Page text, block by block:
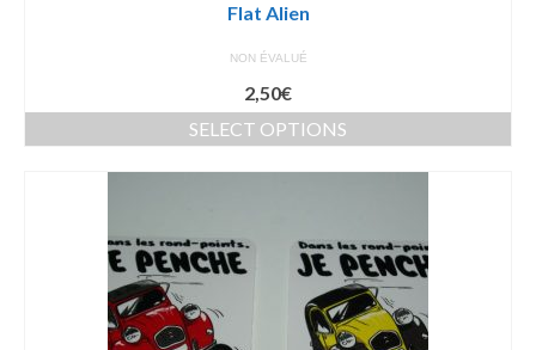
Flat Alien
NON ÉVALUÉ
2,50€
SELECT OPTIONS